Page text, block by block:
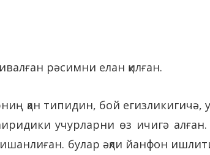
рәсимни елан қилған.
қан типидин, бой
учурларни өз ичигә
булар әқли йанфон